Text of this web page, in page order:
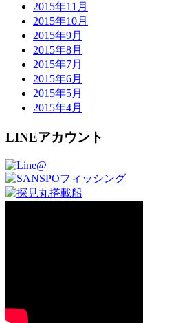
2015年11月
2015年10月
2015年9月
2015年8月
2015年7月
2015年6月
2015年5月
2015年4月
LINEアカウント